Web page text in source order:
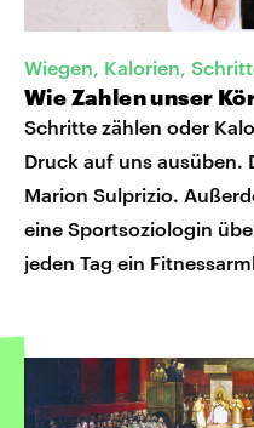
Wiegen, Kalorien,
Wie Zahlen unser
Schritte zählen oder
Druck auf uns ausüben.
Marion Sulprizio.
eine Sportsoziologin
jeden Tag ein